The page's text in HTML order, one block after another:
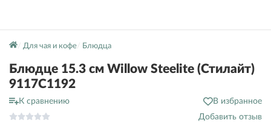
Для чая и кофе Блюдца
Блюдце 15.3 см Willow Steelite (Стилайт)
9117C1192
К сравнению
В избранное
Добавить отзыв